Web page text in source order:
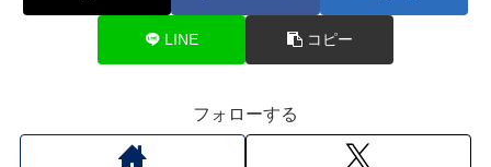
LINE コピー
フォローする